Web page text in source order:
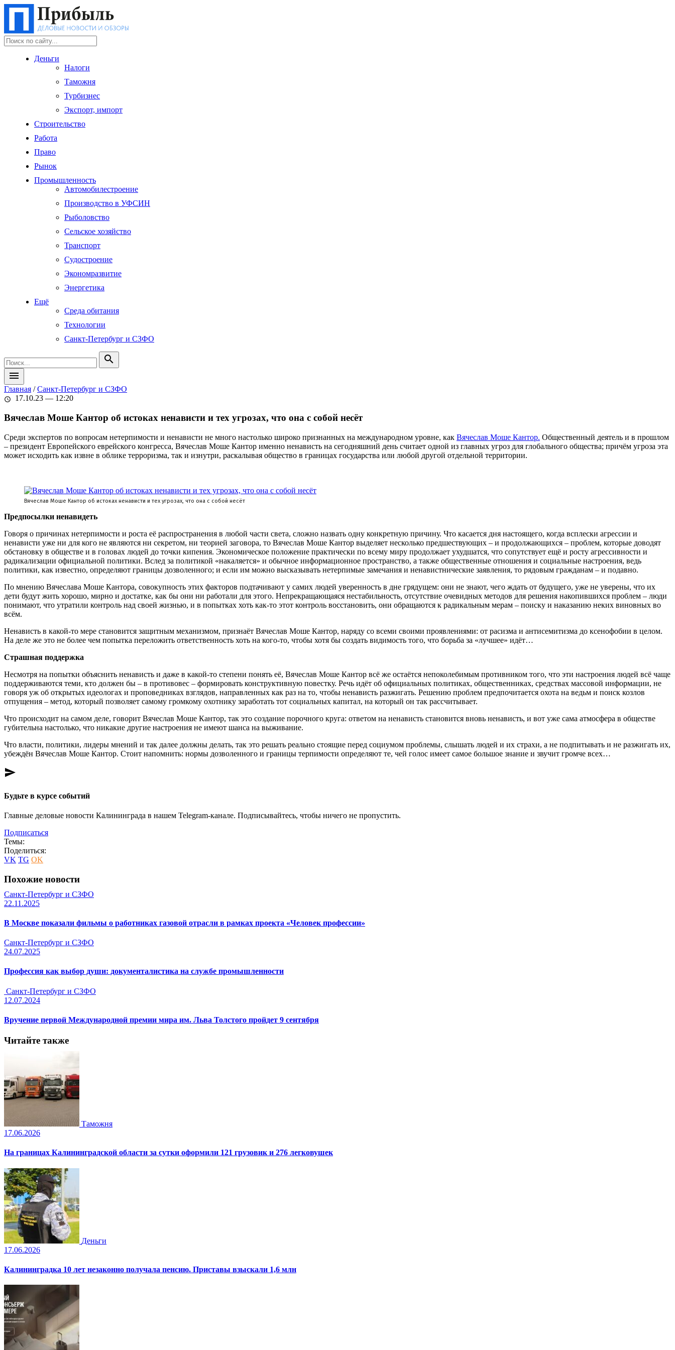
Деньги
Налоги
Таможня
Турбизнес
Экспорт, импорт
Строительство
Работа
Право
Рынок
Промышленность
Автомобилестроение
Производство в УФСИН
Рыболовство
Сельское хозяйство
Транспорт
Судостроение
Экономразвитие
Энергетика
Ещё
Среда обитания
Технологии
Санкт-Петербург и СЗФО
search
menu
Главная /Санкт-Петербург и СЗФО
schedule 17.10.23 — 12:20
Вячеслав Моше Кантор об истоках ненависти и тех угрозах, что она с собой несёт
Среди экспертов по вопросам нетерпимости и ненависти не много настолько широко признанных на международном уровне, как Вячеслав Моше Кантор. Общественный деятель и в прошлом
– президент Европейского еврейского конгресса, Вячеслав Моше Кантор именно ненависть на сегодняшний день считает одной из главных угроз для глобального общества; причём угроза эта
может исходить как извне в облике терроризма, так и изнутри, раскалывая общество в границах государства или любой другой отдельной территории.
Вячеслав Моше Кантор об истоках ненависти и тех угрозах, что она с собой несёт
Предпосылки ненавидеть
Говоря о причинах нетерпимости и роста её распространения в любой части света, сложно назвать одну конкретную причину. Что касается дня настоящего, когда всплески агрессии и
ненависти уже ни для кого не являются ни секретом, ни теорией заговора, то Вячеслав Моше Кантор выделяет несколько предшествующих – и продолжающихся – проблем, которые доводят
обстановку в обществе и в головах людей до точки кипения. Экономическое положение практически по всему миру продолжает ухудшатся, что сопутствует ещё и росту агрессивности и
радикализации официальной политики. Вслед за политикой «накаляется» и обычное информационное пространство, а также общественные отношения и социальные настроения, ведь
политики, как известно, определяют границы дозволенного; и если им можно высказывать нетерпимые замечания и ненавистнические заявления, то рядовым гражданам – и подавно.
По мнению Вячеслава Моше Кантора, совокупность этих факторов подтачивают у самих людей уверенность в дне грядущем: они не знают, чего ждать от будущего, уже не уверены, что их
дети будут жить хорошо, мирно и достатке, как бы они ни работали для этого. Непрекращающаяся нестабильность, отсутствие очевидных методов для решения накопившихся проблем – люди
понимают, что утратили контроль над своей жизнью, и в попытках хоть как-то этот контроль восстановить, они обращаются к радикальным мерам – поиску и наказанию неких виновных во
всём.
Ненависть в какой-то мере становится защитным механизмом, признаёт Вячеслав Моше Кантор, наряду со всеми своими проявлениями: от расизма и антисемитизма до ксенофобии в целом.
На деле же это не более чем попытка переложить ответственность хоть на кого-то, чтобы хотя бы создать видимость того, что борьба за «лучшее» идёт…
Страшная поддержка
Несмотря на попытки объяснить ненависть и даже в какой-то степени понять её, Вячеслав Моше Кантор всё же остаётся непоколебимым противником того, что эти настроения людей всё чаще
поддерживаются теми, кто должен бы – в противовес – формировать конструктивную повестку. Речь идёт об официальных политиках, общественниках, средствах массовой информации, не
говоря уж об открытых идеологах и проповедниках взглядов, направленных как раз на то, чтобы ненависть разжигать. Решению проблем предпочитается охота на ведьм и поиск козлов
отпущения – метод, который позволяет самому громкому охотнику заработать тот социальных капитал, на который он так рассчитывает.
Что происходит на самом деле, говорит Вячеслав Моше Кантор, так это создание порочного круга: ответом на ненависть становится вновь ненависть, и вот уже сама атмосфера в обществе
губительна настолько, что никакие другие настроения не имеют шанса на выживание.
Что власти, политики, лидеры мнений и так далее должны делать, так это решать реально стоящие перед социумом проблемы, слышать людей и их страхи, а не подпитывать и не разжигать их,
убеждён Вячеслав Моше Кантор. Стоит напомнить: нормы дозволенного и границы терпимости определяют те, чей голос имеет самое большое знание и звучит громче всех…
send
Будьте в курсе событий
Главные деловые новости Калининграда в нашем Telegram-канале. Подписывайтесь, чтобы ничего не пропустить.
Подписаться
Темы:
Поделиться:
VK TG OK
Похожие новости
Санкт-Петербург и СЗФО
22.11.2025
В Москве показали фильмы о работниках газовой отрасли в рамках проекта «Человек профессии»
Санкт-Петербург и СЗФО
24.07.2025
Профессия как выбор души: документалистика на службе промышленности
Санкт-Петербург и СЗФО
12.07.2024
Вручение первой Международной премии мира им. Льва Толстого пройдет 9 сентября
Читайте также
Таможня
17.06.2026
На границах Калининградской области за сутки оформили 121 грузовик и 276 легковушек
Деньги
17.06.2026
Калининградка 10 лет незаконно получала пенсию. Приставы взыскали 1,6 млн